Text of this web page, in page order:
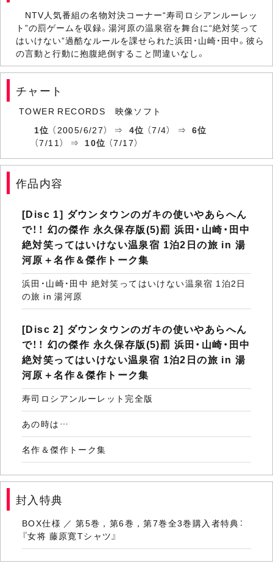
NTV人気番組の名物対決コーナー“寿司ロシアンルーレッ
ト”の罰ゲームを収録。湯河原の温泉宿を舞台に“絶対笑って
はいけない”過酷なルールを課せられた浜田・山崎・田中。彼ら
の言動と行動に抱腹絶倒すること間違いなし。
チャート
TOWER RECORDS 映像ソフト
1位 （2005/6/27） ⇒ 4位 （7/4） ⇒ 6位
（7/11） ⇒10位 （7/17）
作品内容
[Disc 1] ダウンタウンのガキの使いやあらへん
で！！ 幻の傑作 永久保存版(5)罰 浜田・山崎・田中
絶対笑ってはいけない温泉宿 1泊2日の旅 in 湯
河原＋名作＆傑作トーク集
浜田・山崎・田中 絶対笑ってはいけない温泉宿 1泊2日
の旅 in 湯河原
[Disc 2] ダウンタウンのガキの使いやあらへん
で！！ 幻の傑作 永久保存版(5)罰 浜田・山崎・田中
絶対笑ってはいけない温泉宿 1泊2日の旅 in 湯
河原＋名作＆傑作トーク集
寿司ロシアンルーレット完全版
あの時は…
名作＆傑作トーク集
封入特典
BOX仕様 ／ 第5巻，第6巻，第7巻全3巻購入者特典：
『女将 藤原寛Tシャツ』